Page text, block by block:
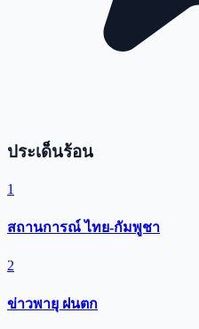
ประเด็นร้อน
1
สถานการณ์ ไทย-กัมพูชา
2
ข่าวพายุ ฝนตก